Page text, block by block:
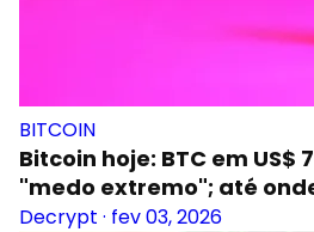
BITCOIN
Bitcoin hoje: BTC em US$
"medo extremo"; até
Decrypt · fev 03, 2026